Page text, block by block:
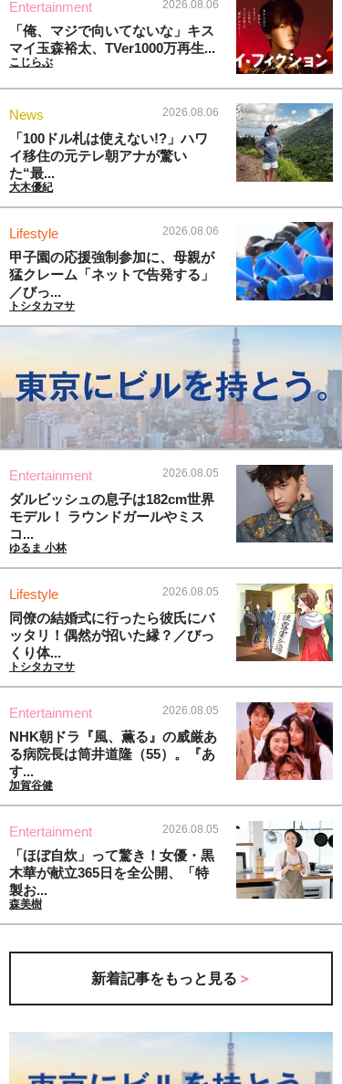
Entertainment 2026.08.06
「俺、マジで向いてないな」キス
マイ玉森裕太、TVer1000万再生...
こじらぶ
News 2026.08.06
「100ドル札は使えない!?」ハワ
イ移住の元テレ朝アナが驚い
た“最...
大木優紀
Lifestyle 2026.08.06
甲子園の応援強制参加に、母親が
猛クレーム「ネットで告発する」
／びっ...
トシタカマサ
Entertainment 2026.08.05
ダルビッシュの息子は182cm世界
モデル！ ラウンドガールやミス
コ...
ゆるま 小林
Lifestyle 2026.08.05
同僚の結婚式に行ったら彼氏にバ
ッタリ！偶然が招いた縁？／びっ
くり体...
トシタカマサ
Entertainment 2026.08.05
NHK朝ドラ『風、薫る』の威厳あ
る病院長は筒井道隆（55）。『あ
す...
加賀谷健
Entertainment 2026.08.05
「ほぼ自炊」って驚き！女優・黒
木華が献立365日を全公開、「特
製お...
森美樹
新着記事をもっと見る